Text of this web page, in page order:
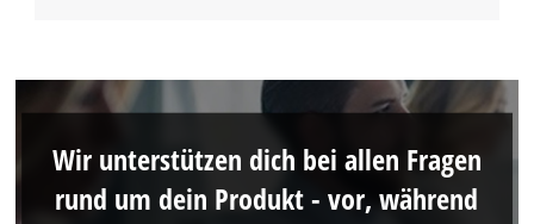
Wir unterstützen dich bei allen Fragen
rund um dein Produkt - vor, während